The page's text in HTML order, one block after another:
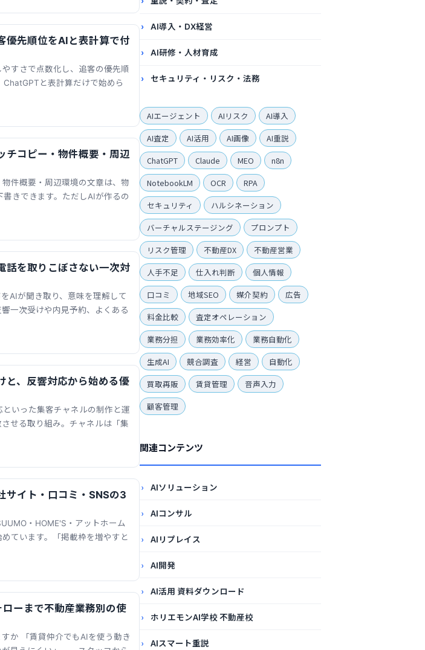
優先順位をAIと表計算で付
すさで点数化し、追客の優先順
と表計算だけで始めら
チコピー・物件概要・周辺
件概要・周辺環境の文章は、物
きできます。ただしAIが作るの
話を取りこぼさない一次対
AIが聞き取り、意味を理解して
一次受けや内見予約、よくある
と、反響対応から始める優
いった集客チャネルの制作と運
せる取り組み。チャネルは「集
サイト・口コミ・SNSの3
・HOME'S・アットホーム
ています。「掲載枠を増やすと
ーまで不動産業務別の使
か 「賃貸仲介でもAIを使う動き
AI導入・DX経営
AI研修・人材育成
セキュリティ・リスク・法務
AIエージェント AIリスク
AI導入
AI査定
AI活用 AI画像
AI重説
ChatGPT
Claude MEO
n8n
NotebookLM
OCR
RPA
セキュリティ
ハルシネーション
バーチャルステージング
プロンプト
リスク管理
不動産DX
不動産営業
人手不足
仕入れ判断
個人情報
口コミ
地域SEO 媒介契約
広告
料金比較
査定オペレーション
業務分担
業務効率化
業務自動化
生成AI
競合調査 経営
自動化
買取再販
賃貸管理
音声入力
顧客管理
関連コンテンツ
AIソリューション
AIコンサル
AIリプレイス
AI開発
AI活用 資料ダウンロード
ホリエモンAI学校 不動産校
AIスマート重説